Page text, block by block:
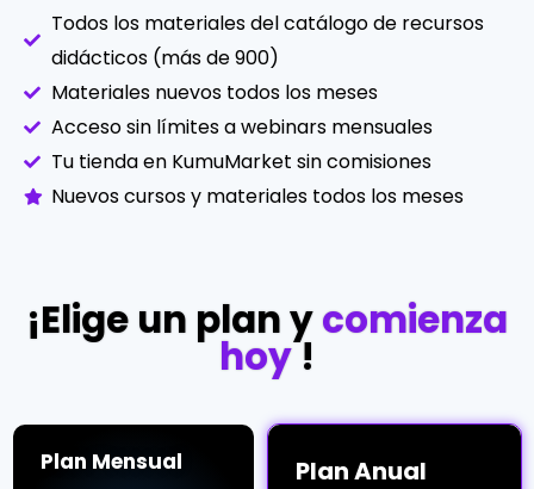
Todos los materiales del catálogo de recursos
didácticos (más de 900)
Materiales nuevos todos los meses
Acceso sin límites a webinars mensuales
Tu tienda en KumuMarket sin comisiones
Nuevos cursos y materiales todos los meses
¡Elige un plan ycomienza
hoy!
Plan Mensual Plan Anual